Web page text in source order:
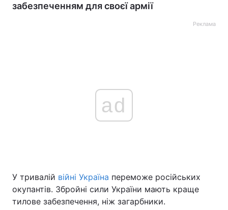
забезпеченням для своєї армії
Реклама
ad
У тривалій війні Україна переможе російських
окупантів. Збройні сили України мають краще
тилове забезпечення, ніж загарбники.